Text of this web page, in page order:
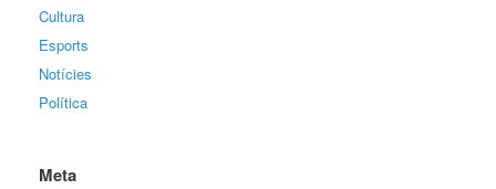
Cultura
Esports
Notícies
Política
Meta